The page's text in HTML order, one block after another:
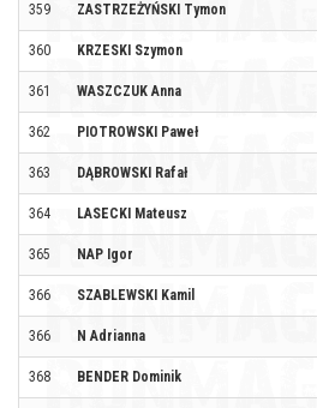
359 ZASTRZEŻYŃSKI Tymon
360 KRZESKI Szymon
361 WASZCZUK Anna
362 PIOTROWSKI Paweł
363 DĄBROWSKI Rafał
364 LASECKI Mateusz
365 NAP Igor
366 SZABLEWSKI Kamil
366 N Adrianna
368 BENDER Dominik